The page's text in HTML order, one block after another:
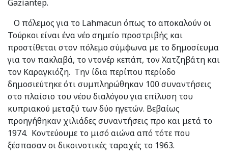
Gaziantep.
Ο πόλεμος για το Lahmacun όπως το αποκαλούν οι
Τούρκοι είναι ένα νέο σημείο προστριβής και
προστίθεται στον πόλεμο σύμφωνα με το δημοσίευμα
για τον πακλαβά, το ντονέρ κεπάπ, τον Χατζηβάτη και
τον Καραγκιόζη. Την ίδια περίπου περίοδο
δημοσιεύτηκε ότι συμπληρώθηκαν 100 συναντήσεις
στο πλαίσιο του νέου διαλόγου για επίλυση του
κυπριακού μεταξύ των δύο ηγετών. Βεβαίως
προηγήθηκαν χιλιάδες συναντήσεις προ και μετά το
1974. Κοντεύουμε το μισό αιώνα από τότε που
ξέσπασαν οι δικοινοτικές ταραχές το 1963.